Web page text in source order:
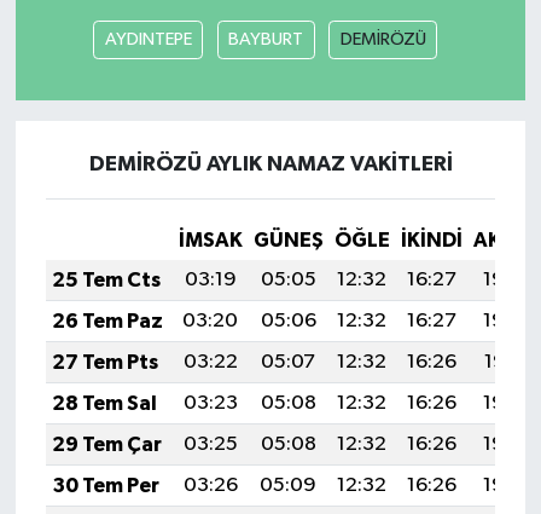
AYDINTEPE BAYBURT DEMİRÖZÜ
DEMİRÖZÜ AYLIK NAMAZ VAKITLERI
İMSAK GÜNEŞ ÖĞLE İKINDI
25 Tem Cts
03:19 05:05 12:32 16:27
19:49
26 Tem Paz
03:20 05:06 12:32 16:27
19:48
27 Tem Pts
03:22 05:07 12:32 16:26
19:47
28 Tem Sal
03:23 05:08 12:32 16:26
19:46
29 Tem Çar
03:25 05:08 12:32 16:26
19:46
30 Tem Per
03:26 05:09 12:32 16:26
19:45